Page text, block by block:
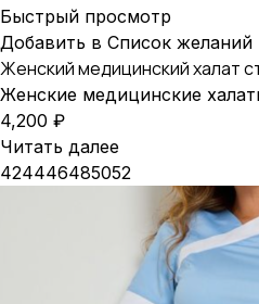
Быстрый просмотр
Добавить в Список желаний
Женский медицинский халат
Женские медицинские
4,200 ₽
Читать далее
424446485052